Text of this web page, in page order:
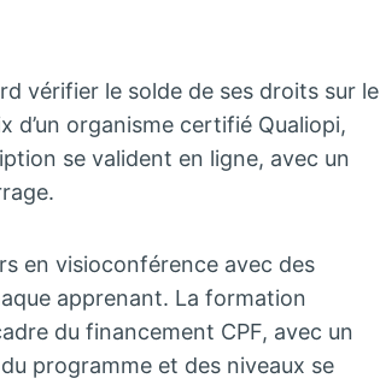
vérifier le solde de ses droits sur le
organisme certifié Qualiopi,
se valident en ligne, avec un
en visioconférence avec des
apprenant. La formation
du financement CPF, avec un
programme et des niveaux se